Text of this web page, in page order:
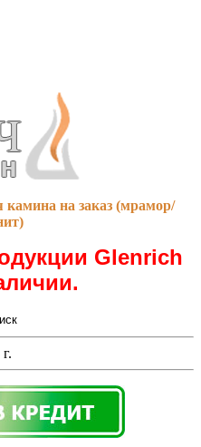
камина на заказ (мрамор/
Glenrich